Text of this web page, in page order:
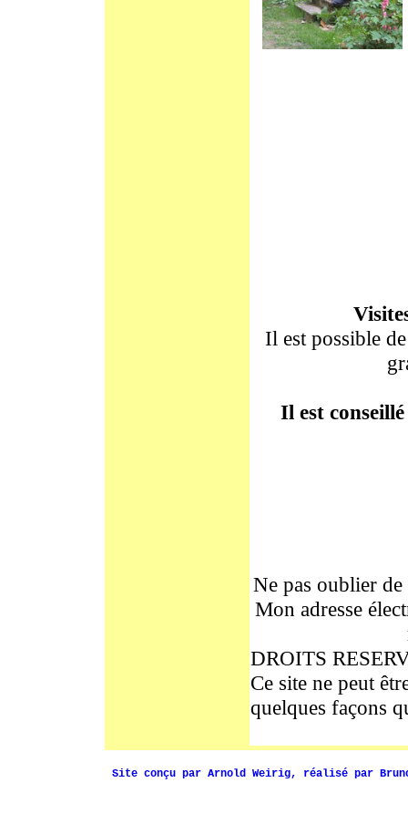
Il est possible
Il est
Ne pas oublier
Mon adresse
DROITS
Ce site ne peut
quelques façons
Site conçu par Arnold Weirig, réalisé par